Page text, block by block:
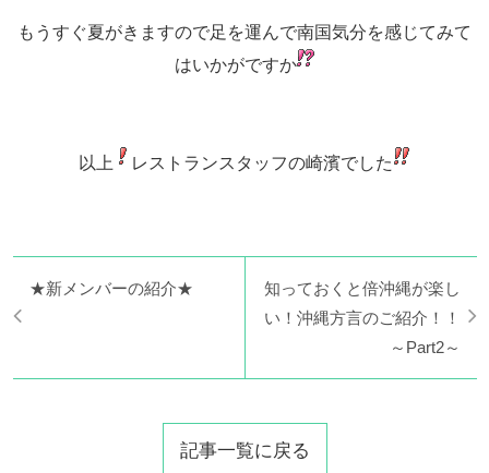
もうすぐ夏がきますので足を運んで南国気分を感じてみて
はいかがですか
以上 レストランスタッフの崎濱でした
★新メンバーの紹介★
知っておくと倍沖縄が楽し
い！沖縄方言のご紹介！！
～Part2～
記事一覧に戻る